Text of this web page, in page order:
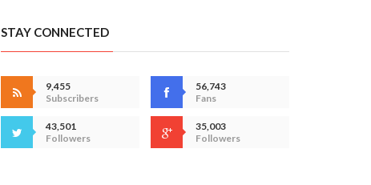
STAY CONNECTED
9,455
Subscribers
56,743
Fans
43,501
Followers
35,003
Followers